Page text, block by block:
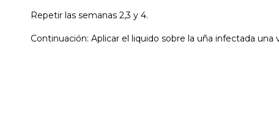
Repetir las semanas 2,3 y 4.
Continuación: Aplicar el liquido sobre la uña infectada